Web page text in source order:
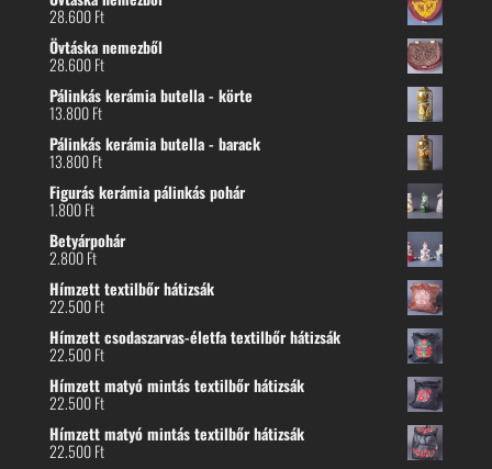
28.600Ft
Övtáska nemezből
28.600Ft
Pálinkás kerámia butella - körte
13.800Ft
Pálinkás kerámia butella - barack
13.800Ft
Figurás kerámia pálinkás pohár
1.800Ft
Betyárpohár
2.800Ft
Hímzett textilbőr hátizsák
22.500Ft
Hímzett csodaszarvas-életfa textilbőr hátizsák
22.500Ft
Hímzett matyó mintás textilbőr hátizsák
22.500Ft
Hímzett matyó mintás textilbőr hátizsák
22.500Ft